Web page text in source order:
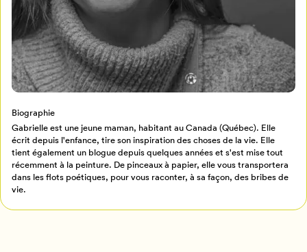
Programmation
Billetterie
Retour à l’accueil
Biographie
Gabrielle est une jeune maman, habitant au Canada (Québec). Elle
écrit depuis l'enfance, tire son inspiration des choses de la vie. Elle
tient également un blogue depuis quelques années et s'est mise tout
récemment à la peinture. De pinceaux à papier, elle vous transportera
dans les flots poétiques, pour vous raconter, à sa façon, des bribes de
vie.
Pour enregistrer vos favoris,
connectez-vous ou créez votre profil
Mon Salon
Se connecter
Annuler